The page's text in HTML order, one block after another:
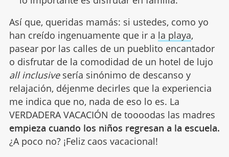
Así que, queridas mamás: si ustedes, como yo
han creído ingenuamente que ir a la playa,
pasear por las calles de un pueblito encantador
o disfrutar de la comodidad de un hotel de lujo
all inclusive sería sinónimo de descanso y
relajación, déjenme decirles que la experiencia
me indica que no, nada de eso lo es. La
VERDADERA VACACIÓN de toooodas las madres
empieza cuando los niños regresan a la escuela.
¿A poco no? ¡Feliz caos vacacional!